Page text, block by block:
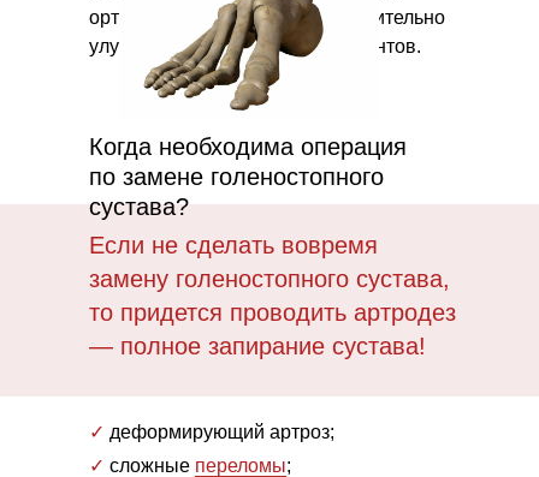
Если не сделать вовремя
замену голеностопного сустава,
то придется проводить артродез
— полное запирание сустава!
✓ деформирующий артроз;
✓ сложные переломы;
ортопедической обуви, что значительно
улучшает качество жизни пациентов.
Когда необходима операция
по замене голеностопного
сустава?